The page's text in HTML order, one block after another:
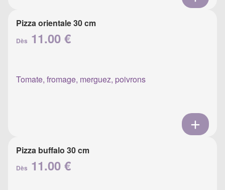
Pizza orientale 30 cm
Dès 11.00 €
Tomate, fromage, merguez, poivrons
Pizza buffalo 30 cm
Dès 11.00 €